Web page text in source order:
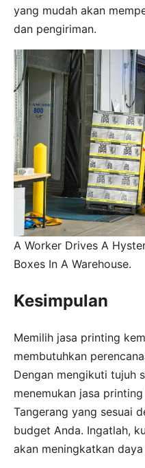
yang mudah akan
dan pengiriman.
A Worker Drives A
Boxes In A Warehouse.
Kesimpulan
Memilih jasa printing
membutuhkan
Dengan mengikuti tujuh
menemukan jasa
Tangerang yang sesuai
budget Anda. Ingatlah,
akan meningkatkan